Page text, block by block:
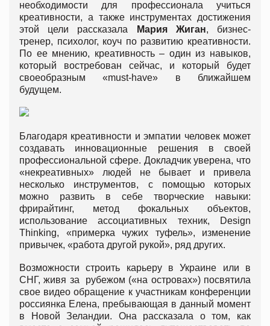
необходимости для профессионала учиться
креативности, а также инструментах достижения
этой цели рассказала
Мария Жиган, бизнес-
тренер, психолог, коуч по развитию креативности.
По ее мнению, креативность – один из навыков,
который востребован сейчас, и который будет
своеобразным «must-have» в ближайшем
будущем.
Благодаря креативности и эмпатии человек может
создавать инновационные решения в своей
профессиональной сфере. Докладчик уверена, что
«некреативных» людей не бывает и привела
несколько инструментов, с помощью которых
можно развить в себе творческие навыки:
фрирайтинг, метод фокальных объектов,
использование ассоциативных техник, Design
Thinking, «примерка чужих туфель», изменение
привычек, «работа другой рукой», ряд других.
Возможности строить карьеру в Украине или в
СНГ, живя за рубежом («на островах») посвятила
свое видео обращение к участникам конференции
россиянка Елена, пребывающая в данный момент
в Новой Зеландии. Она рассказала о том, как